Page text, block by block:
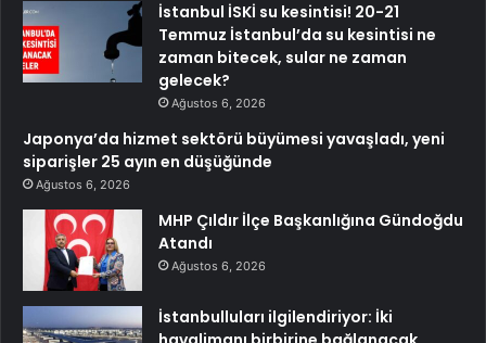
İstanbul İSKİ su kesintisi! 20-21
Temmuz İstanbul’da su kesintisi ne
zaman bitecek, sular ne zaman
gelecek?
Ağustos 6, 2026
Japonya’da hizmet sektörü büyümesi yavaşladı, yeni
siparişler 25 ayın en düşüğünde
Ağustos 6, 2026
MHP Çıldır İlçe Başkanlığına Gündoğdu
Atandı
Ağustos 6, 2026
İstanbulluları ilgilendiriyor: İki